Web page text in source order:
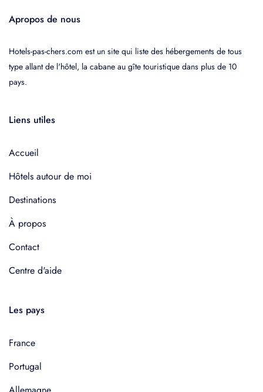
Apropos de nous
Hotels-pas-chers.com est un site qui liste des hébergements de tous
type allant de l'hôtel, la cabane au gîte touristique dans plus de 10
pays.
Liens utiles
Accueil
Hôtels autour de moi
Destinations
À propos
Contact
Centre d'aide
Les pays
France
Portugal